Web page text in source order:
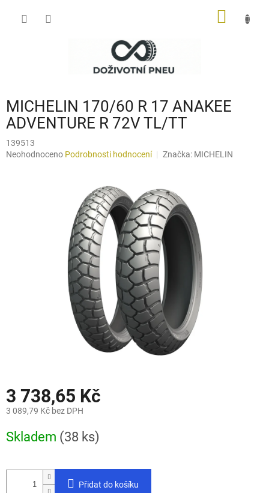
MICHELIN 170/60 R 17 ANAKEE
ADVENTURE R 72V TL/TT
139513
Průměrné
Neohodnoceno Podrobnosti hodnocení Značka: MICHELIN
3 738,65 Kč
3 089,79 Kč bez DPH
cena:
Skladem (38 ks)
Přidat do košíku